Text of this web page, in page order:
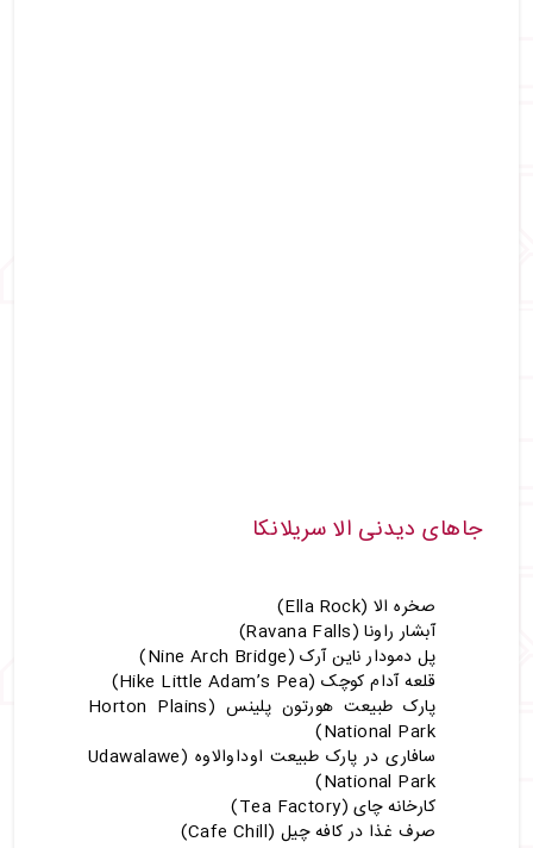
جاهای دیدنی الا سریلانکا
صخره الا (Ella Rock)
آبشار راونا (Ravana Falls)
پل دمودار ناین آرک (Nine Arch Bridge)
قلعه آدام کوچک (Hike Little Adam’s Pea)
پارک طبیعت هورتون پلینس (Horton Plains
National Park)
سافاری در پارک طبیعت اوداوالاوه (Udawalawe
National Park)
کارخانه چای (Tea Factory)
صرف غذا در کافه چیل (Cafe Chill)